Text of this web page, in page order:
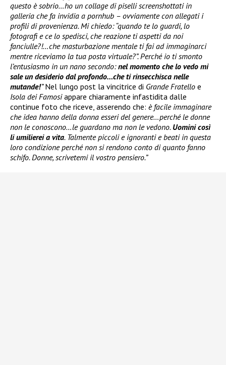
questo è sobrio…ho un collage di piselli screenshottati in
galleria che fa invidia a pornhub – ovviamente con allegati i
profili di provenienza. Mi chiedo: “quando te lo guardi, lo
fotografi e ce lo spedisci, che reazione ti aspetti da noi
fanciulle?!…che masturbazione mentale ti fai ad immaginarci
mentre riceviamo la tua posta virtuale?”. Perché io ti smonto
l’entusiasmo in un nano secondo:nel momento che lo vedo mi
sale un desiderio dal profondo…che ti rinsecchisca nelle
mutande!”Nel lungo post la vincitrice di Grande Fratello e
Isola dei Famosiappare chiaramente infastidita dalle
continue foto che riceve, asserendo che: è facile immaginare
che idea hanno della donna esseri del genere…perché le donne
non le conoscono…le guardano ma non le vedono. Uomini così
li umilierei a vita. Talmente piccoli e ignoranti e beati in questa
loro condizione perché non si rendono conto di quanto fanno
schifo. Donne, scrivetemi il vostro pensiero.”